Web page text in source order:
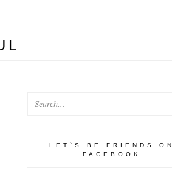
LET`S BE FRIENDS ON
FACEBOOK